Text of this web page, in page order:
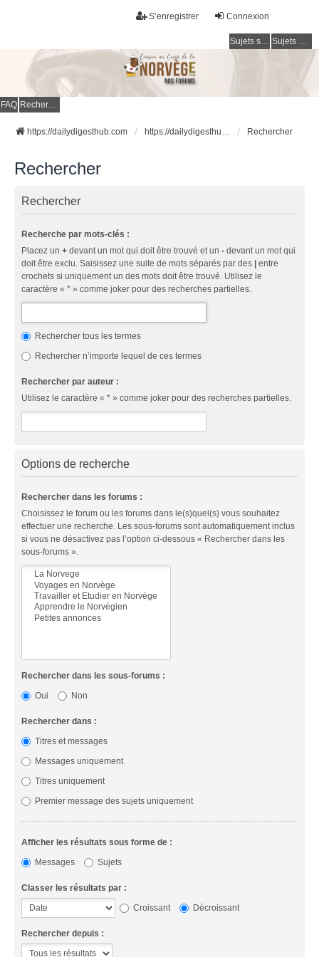
Connexion
S’enregistrer
Sujets sans réponse Sujets actifs
FAQ Rechercher
https://dailydigesthub.com https://dailydigesthub.com Rechercher
Rechercher
Rechercher
Recherche par mots-clés :
Placez un + devant un mot qui doit être trouvé et un - devant un mot qui
doit être exclu. Saisissez une suite de mots séparés par des
entre
crochets si uniquement un des mots doit être trouvé. Utilisez le
caractère « * » comme joker pour des recherches partielles.
Rechercher tous les termes
Rechercher n’importe lequel de ces termes
Rechercher par auteur :
Utilisez le caractère « * » comme joker pour des recherches partielles.
Options de recherche
Rechercher dans les forums :
Choisissez le forum ou les forums dans le(s)quel(s) vous souhaitez
effectuer une recherche. Les sous-forums sont automatiquement inclus
si vous ne désactivez pas l’option ci-dessous « Rechercher dans les
sous-forums ».
Rechercher dans les sous-forums :
Oui
Non
Rechercher dans :
Titres et messages
Messages uniquement
Titres uniquement
Premier message des sujets uniquement
Afficher les résultats sous forme de :
Messages
Sujets
Classer les résultats par :
Croissant
Décroissant
Rechercher depuis :